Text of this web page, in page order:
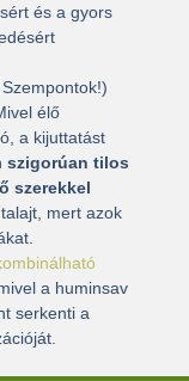
és a gyors
élő
a kijuttatást
szigorúan tilos
szerekkel
mert azok
a huminsav
serkenti a